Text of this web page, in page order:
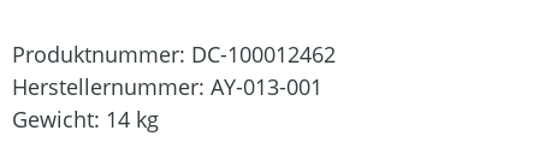
Produktnummer: DC-100012462
Herstellernummer: AY-013-001
Gewicht: 14 kg